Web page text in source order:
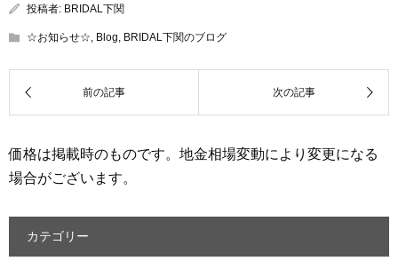
投稿者: BRIDAL下関
☆お知らせ☆, Blog, BRIDAL下関のブログ
価格は掲載時のものです。地金相場変動により変更になる
場合がございます。
カテゴリー